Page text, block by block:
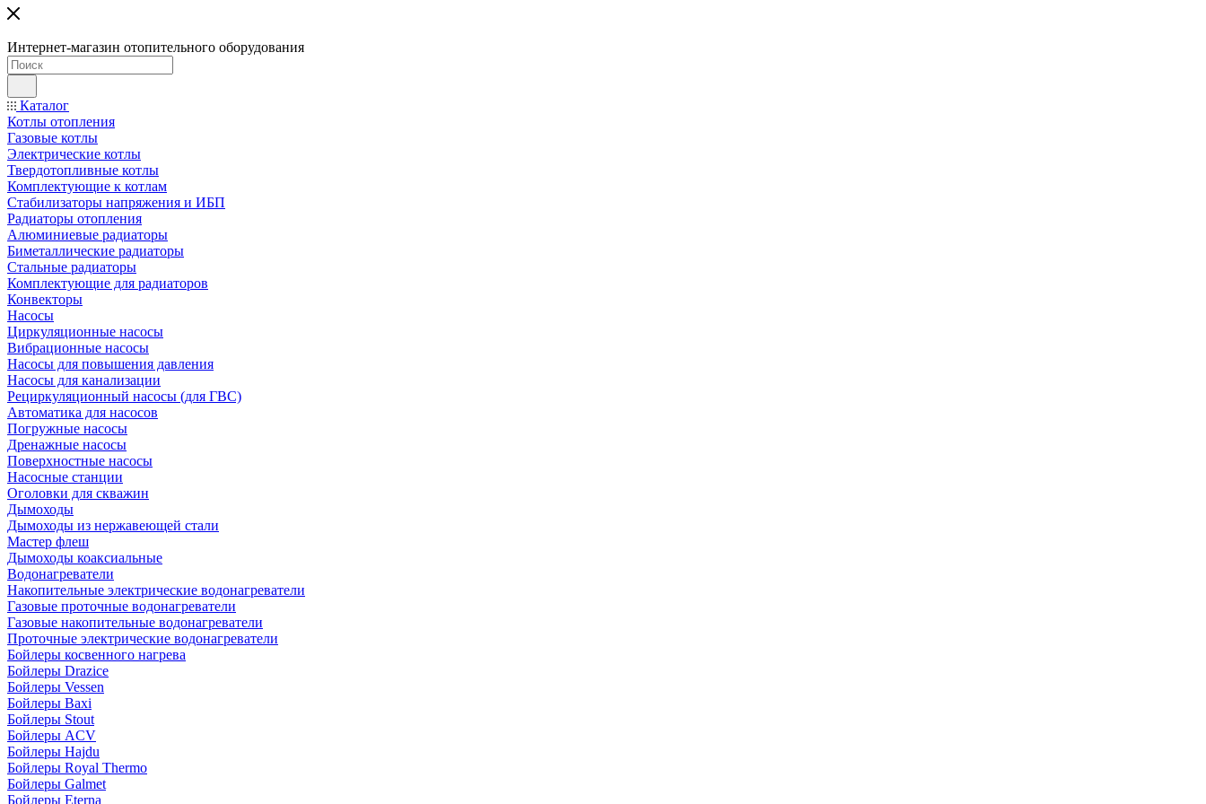
Интернет-магазин отопительного оборудования
Каталог
Котлы отопления
Газовые котлы
Электрические котлы
Твердотопливные котлы
Комплектующие к котлам
Стабилизаторы напряжения и ИБП
Радиаторы отопления
Алюминиевые радиаторы
Биметаллические радиаторы
Стальные радиаторы
Комплектующие для радиаторов
Конвекторы
Насосы
Циркуляционные насосы
Вибрационные насосы
Насосы для повышения давления
Насосы для канализации
Рециркуляционный насосы (для ГВС)
Автоматика для насосов
Погружные насосы
Дренажные насосы
Поверхностные насосы
Насосные станции
Оголовки для скважин
Дымоходы
Дымоходы из нержавеющей стали
Мастер флеш
Дымоходы коаксиальные
Водонагреватели
Накопительные электрические водонагреватели
Газовые проточные водонагреватели
Газовые накопительные водонагреватели
Проточные электрические водонагреватели
Бойлеры косвенного нагрева
Бойлеры Drazice
Бойлеры Vessen
Бойлеры Baxi
Бойлеры Stout
Бойлеры ACV
Бойлеры Hajdu
Бойлеры Royal Thermo
Бойлеры Galmet
Бойлеры Eterna